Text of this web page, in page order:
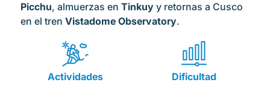
Picchu, almuerzas en Tinkuyy retornas a Cusco
en el tren Vistadome Observatory.
Actividades
Dificultad